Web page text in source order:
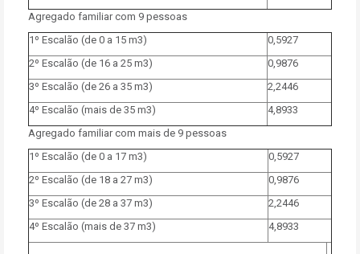
Agregado familiar com 9 pessoas
1º Escalão (de 0 a 15 m3)
0,5927
2º Escalão (de 16 a 25 m3)
0,9876
3º Escalão (de 26 a 35 m3)
2,2446
4º Escalão (mais de 35 m3)
4,8933
Agregado familiar com mais de 9 pessoas
1º Escalão (de 0 a 17 m3)
0,5927
2º Escalão (de 18 a 27 m3)
0,9876
3º Escalão (de 28 a 37 m3)
2,2446
4º Escalão (mais de 37 m3)
4,8933